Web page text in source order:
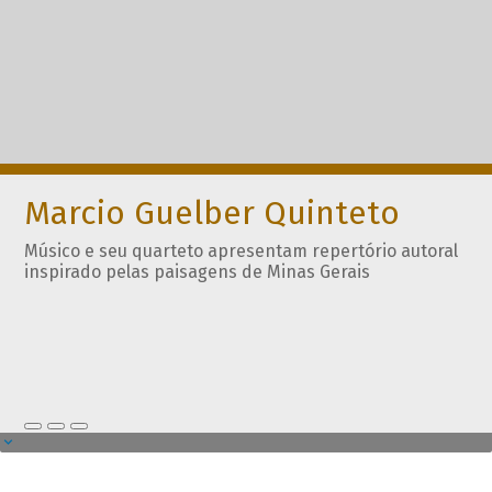
Marcio Guelber Quinteto
Músico e seu quarteto apresentam repertório autoral
inspirado pelas paisagens de Minas Gerais